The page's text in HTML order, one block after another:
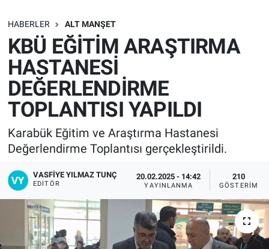
HABERLER ALT MANŞET
KBÜ EĞİTİM ARAŞTIRMA
HASTANESİ
DEĞERLENDİRME
TOPLANTISI YAPILDI
Karabük Eğitim ve Araştırma Hastanesi
Değerlendirme Toplantısı gerçekleştirildi.
VASFIYE YILMAZ TUNÇ
EDITÖR
20.02.2025 - 14:42
YAYINLANMA
210
GÖSTERIM